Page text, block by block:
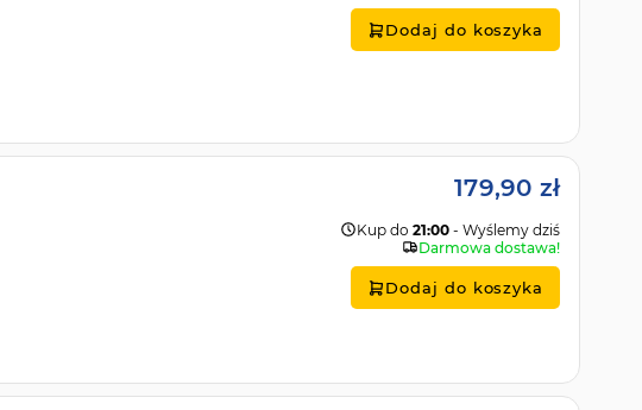
Dodaj do koszyka
179,90 zł
Kup do 21:00 - Wyślemy dziś
Darmowa dostawa!
Dodaj do koszyka